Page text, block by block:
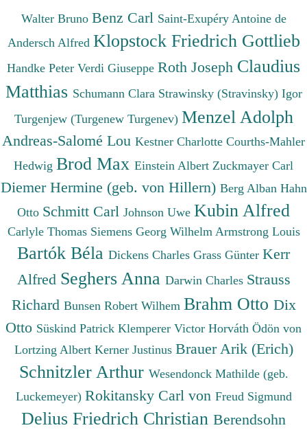
Walter Bruno Benz Carl Saint-Exupéry Antoine de
Andersch Alfred Klopstock Friedrich Gottlieb
Handke Peter Verdi Giuseppe Roth Joseph Claudius
Matthias Schumann Clara Strawinsky (Stravinsky) Igor
Turgenjew (Turgenew Turgenev) Menzel Adolph
Andreas-Salomé Lou Kestner Charlotte Courths-Mahler
Hedwig Brod Max Einstein Albert Zuckmayer Carl
Diemer Hermine (geb. von Hillern) Berg Alban Hahn
Otto Schmitt Carl Johnson Uwe Kubin Alfred
Carlyle Thomas Siemens Georg Wilhelm Armstrong Louis
Bartók Béla Dickens Charles Grass Günter Kerr
Alfred Seghers Anna Darwin Charles Strauss
Richard Bunsen Robert Wilhem Brahm Otto Dix
Otto Süskind Patrick Klemperer Victor Horváth Ödön von
Lortzing Albert Kerner Justinus Brauer Arik (Erich)
Schnitzler Arthur Wesendonck Mathilde (geb.
Luckemeyer) Rokitansky Carl von Freud Sigmund
Delius Friedrich Christian Berendsohn